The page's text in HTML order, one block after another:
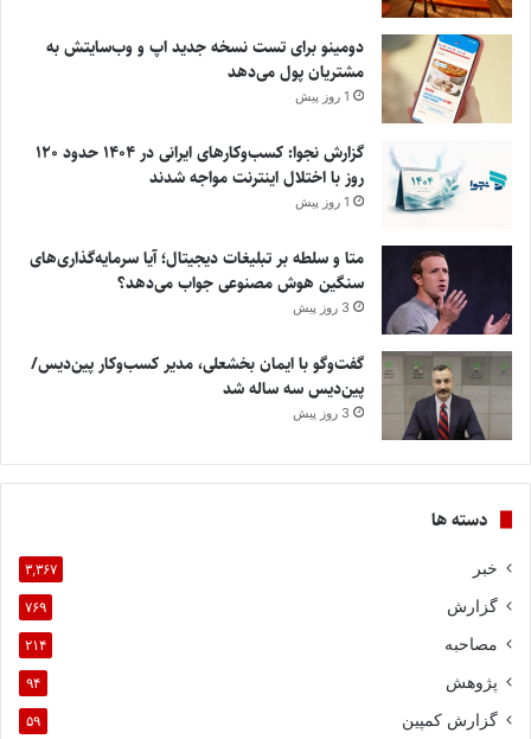
دومینو برای تست نسخه جدید اپ و وب‌سایتش به
مشتریان پول می‌دهد
1 روز پیش
گزارش نجوا: کسب‌وکارهای ایرانی در ۱۴۰۴ حدود ۱۲۰
روز با اختلال اینترنت مواجه شدند
1 روز پیش
متا و سلطه بر تبلیغات دیجیتال؛ آیا سرمایه‌گذاری‌های
سنگین هوش مصنوعی جواب می‌دهد؟
3 روز پیش
گفت‌وگو با ایمان بخشعلی، مدیر کسب‌وکار پین‌دیس/
پین‌دیس سه ساله شد
3 روز پیش
دسته ها
خبر ۳,۳۶۷
گزارش ۷۶۹
مصاحبه ۲۱۴
پژوهش ۹۴
گزارش کمپین ۵۹